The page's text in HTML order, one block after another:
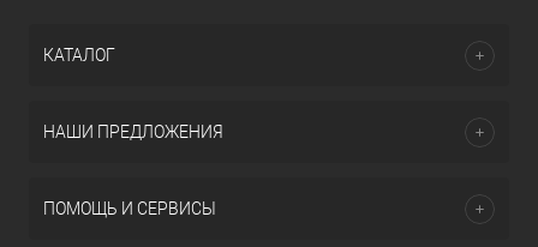
КАТАЛОГ
НАШИ ПРЕДЛОЖЕНИЯ
ПОМОЩЬ И СЕРВИСЫ